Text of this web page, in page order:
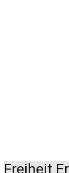
Freiheit